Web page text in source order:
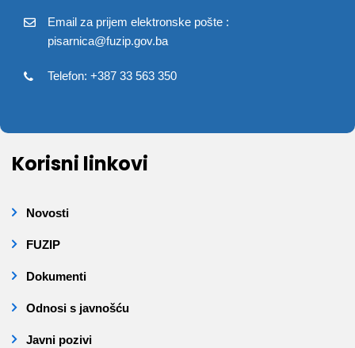
Email za prijem elektronske pošte :
pisarnica@fuzip.gov.ba
Telefon: +387 33 563 350
Korisni linkovi
Novosti
FUZIP
Dokumenti
Odnosi s javnošću
Javni pozivi